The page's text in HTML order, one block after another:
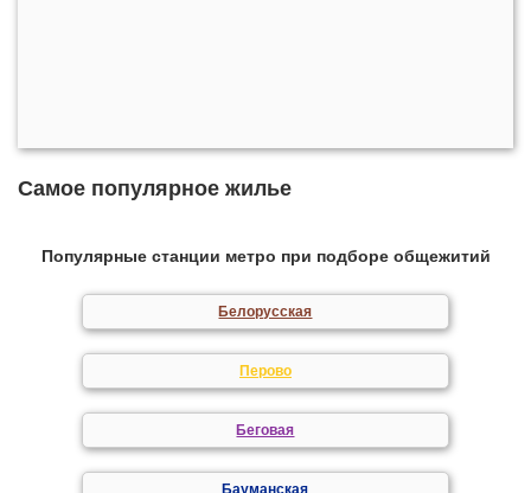
Самое популярное жилье
Популярные станции метро при подборе общежитий
Белорусская
Перово
Беговая
Бауманская